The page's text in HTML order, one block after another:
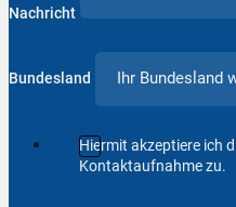
Nachricht
Bundesland
Hiermit akzeptiere ich
Kontaktaufnahme zu.